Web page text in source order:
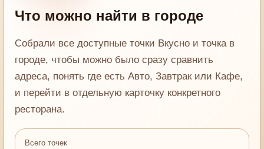
Что можно найти в городе
Собрали все доступные точки Вкусно и точка в
городе, чтобы можно было сразу сравнить
адреса, понять где есть Авто, Завтрак или Кафе,
и перейти в отдельную карточку конкретного
ресторана.
Всего точек